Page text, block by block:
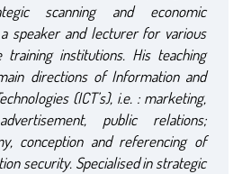
scanning and economic
speaker and lecturer for various
training institutions. His teaching
directions of Information and
(ICT’s), i.e. : marketing,
public relations;
conception and referencing of
security. Specialised in strategic